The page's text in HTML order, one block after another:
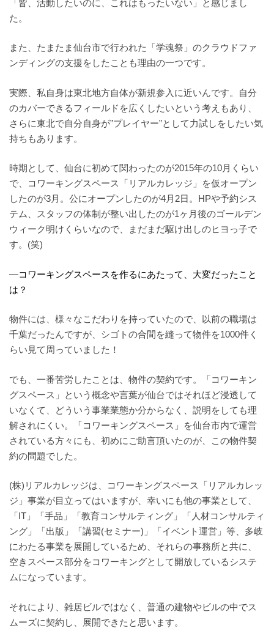
「皆、活動したいのに、これはもったいない」と感じまし
た。
また、たまたま仙台市で行われた「学魂祭」のクラウドファ
ンディングの支援をしたことも理由の一つです。
実際、私自身は東北地方自体が新規参入に近いんです。自分
のカバーできるフィールドを広くしたいという考えもあり、
さらに東北で自分自身が”プレイヤー”として力試しをしたい気
持ちもあります。
時期として、仙台に初めて関わったのが2015年の10月くらい
で、コワーキングスペース「リアルカレッジ」を仮オープン
したのが3月。公にオープンしたのが4月2日。HPや予約シス
テム、スタッフの体制が整い出したのが1ヶ月後のゴールデン
ウィーク明けくらいなので、まだまだ駆け出しのヒヨっ子で
す。(笑)
—コワーキングスペースを作るにあたって、大変だったこと
は？
物件には、様々なこだわりを持っていたので、以前の職場は
千葉だったんですが、シゴトの合間を縫って物件を1000件く
らい見て周っていました！
でも、一番苦労したことは、物件の契約です。「コワーキン
グスペース」という概念や言葉が仙台ではそれほど浸透して
いなくて、どういう事業業態か分からなく、説明をしても理
解されにくい。「コワーキングスペース」を仙台市内で運営
されている方々にも、初めにご助言頂いたのが、この物件契
約の問題でした。
(株)リアルカレッジは、コワーキングスペース「リアルカレッ
ジ」事業が目立ってはいますが、幸いにも他の事業として、
「IT」「手品」「教育コンサルティング」「人材コンサルティ
ング」「出版」「講習(セミナー)」「イベント運営」等、多岐
にわたる事業を展開しているため、それらの事務所と共に、
空きスペース部分をコワーキングとして開放しているシステ
ムになっています。
それにより、雑居ビルではなく、普通の建物やビルの中でス
ムーズに契約し、展開できたと思います。